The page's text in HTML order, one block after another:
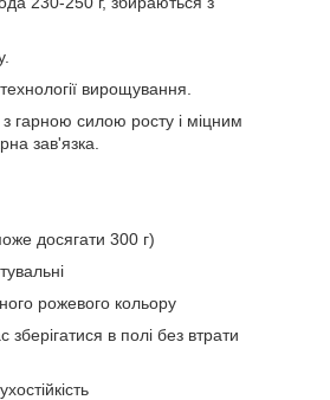
вирощування.
з гарною силою росту і міцним
зав'язка.
досягати 300 г)
рожевого кольору
в полі без втрати